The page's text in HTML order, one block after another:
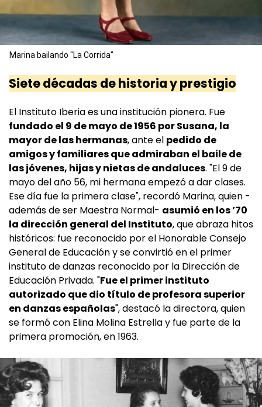
Marina bailando "La Corrida"
Siete décadas de historia y prestigio
El Instituto Iberia es una institución pionera. Fue
fundado el 9 de mayo de 1956 por Susana, la
mayor de las hermanas, ante el pedido de
amigos y familiares que admiraban el baile de
las jóvenes, hijas y nietas de andaluces. "El 9 de
mayo del año 56, mi hermana empezó a dar clases.
Ese día fue la primera clase", recordó Marina, quien -
además de ser Maestra Normal- asumió en los ’70
la dirección general del Instituto, que abraza hitos
históricos: fue reconocido por el Honorable Consejo
General de Educación y se convirtió en el primer
instituto de danzas reconocido por la Dirección de
Educación Privada. "Fue el primer instituto
autorizado que dio título de profesora superior
en danzas españolas", destacó la directora, quien
se formó con Elina Molina Estrella y fue parte de la
primera promoción, en 1963.